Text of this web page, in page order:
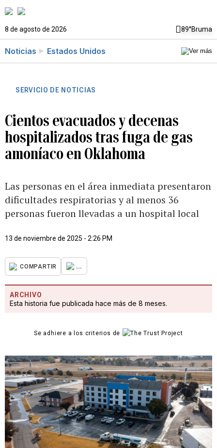
8 de agosto de 2026 89°Bruma
Noticias Estados Unidos
SERVICIO DE NOTICIAS
Cientos evacuados y decenas
hospitalizados tras fuga de gas
amoníaco en Oklahoma
Las personas en el área inmediata presentaron
dificultades respiratorias y al menos 36
personas fueron llevadas a un hospital local
13 de noviembre de 2025 - 2:26 PM
COMPARTIR ...
ARCHIVO
Esta historia fue publicada hace más de 8 meses.
Se adhiere a los criterios de